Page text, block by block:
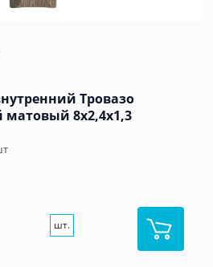
Тровазо
8x2,4x1,3
шт.